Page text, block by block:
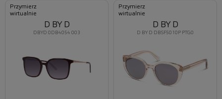
Przymierz
wirtualnie
DBYD 0DB4054 003
D BY D
Przymierz
wirtualnie
D BY D DBSF5010P PTG0
D BY D